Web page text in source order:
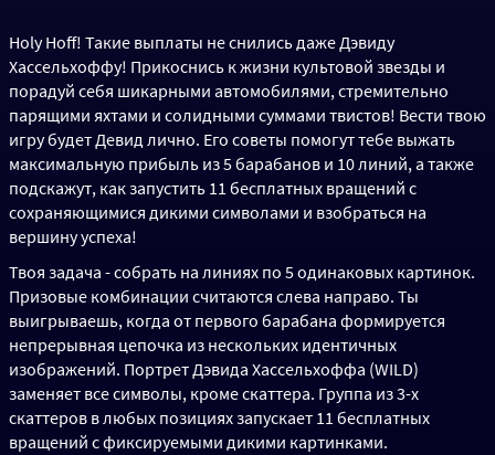
Holy Hoff! Такие выплаты не снились даже Дэвиду
Хассельхоффу! Прикоснись к жизни культовой звезды и
порадуй себя шикарными автомобилями, стремительно
парящими яхтами и солидными суммами твистов! Вести твою
игру будет Девид лично. Его советы помогут тебе выжать
максимальную прибыль из 5 барабанов и 10 линий, а также
подскажут, как запустить 11 бесплатных вращений с
сохраняющимися дикими символами и взобраться на
вершину успеха!
Твоя задача - собрать на линиях по 5 одинаковых картинок.
Призовые комбинации считаются слева направо. Ты
выигрываешь, когда от первого барабана формируется
непрерывная цепочка из нескольких идентичных
изображений. Портрет Дэвида Хассельхоффа (WILD)
заменяет все символы, кроме скаттера. Группа из 3-х
скаттеров в любых позициях запускает 11 бесплатных
вращений с фиксируемыми дикими картинками.